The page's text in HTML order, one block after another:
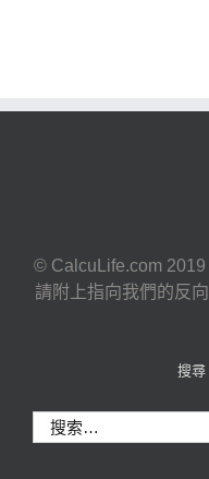
© CalcuLife.com
請附上指向我們的反
搜尋
索